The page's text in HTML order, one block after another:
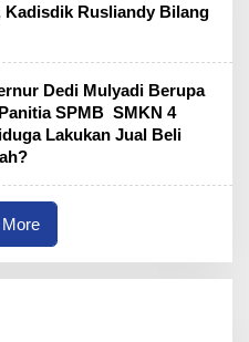
Kadisdik Rusliandy Bilang
Dedi Mulyadi Berupa
SPMB SMKN 4
Lakukan Jual Beli